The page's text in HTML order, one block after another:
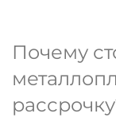
Почему